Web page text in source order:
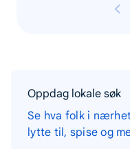
Oppdag lokale søk
Se hva folk i
lytte til, spise og